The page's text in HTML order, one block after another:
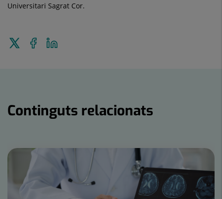
Universitari Sagrat Cor.
Enviar
Compartir
Continguts relacionats